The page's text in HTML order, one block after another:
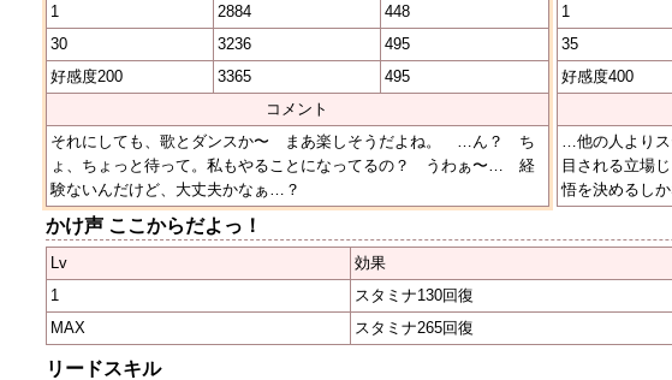
1
2884
448
30
3236
495
好感度200
3365
495
コメント
それにしても、歌とダンスか〜 まあ楽しそうだよね。 …ん？ ち
ょ、ちょっと待って。私もやることになってるの？ うわぁ〜… 経
験ないんだけど、大丈夫かなぁ…？
1
35
好感度400
…他の人より
目される立場
悟を決めるし
かけ声 ここからだよっ！
Lv 効果
1
スタミナ130回復
MAX
スタミナ265回復
リードスキル